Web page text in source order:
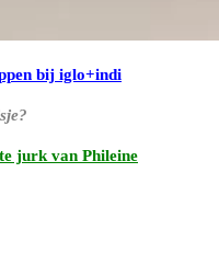
bij iglo+indi
jurk van Phileine